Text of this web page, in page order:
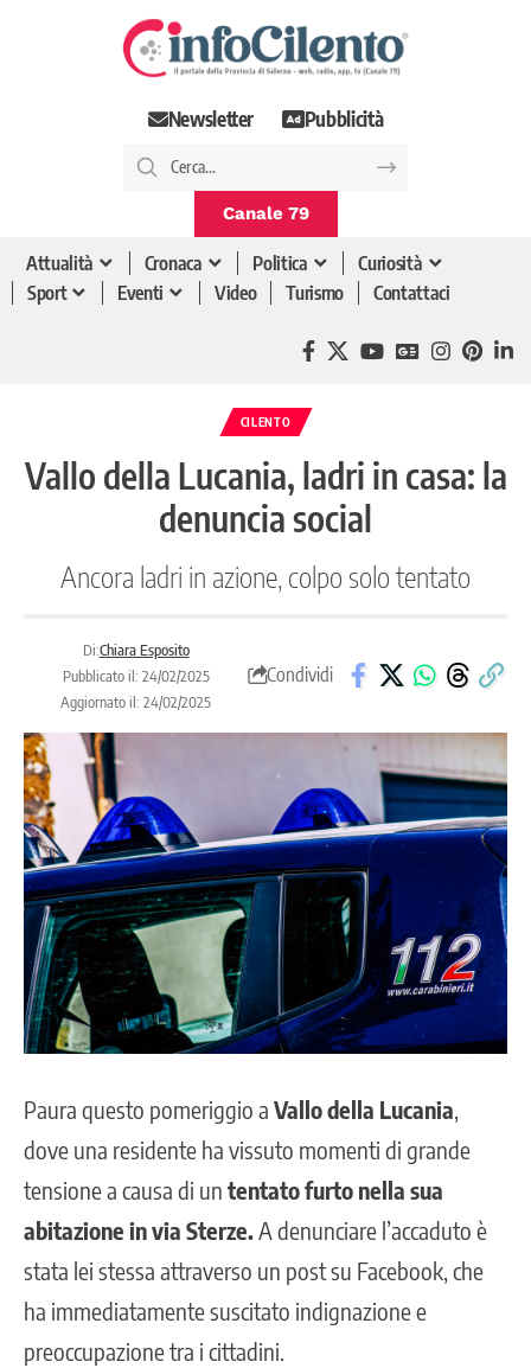
Newsletter Pubblicità
Canale 79
Attualità Cronaca Politica
Curiosità
Sport
Eventi Video Turismo Contattaci
CILENTO
Vallo della Lucania, ladri in casa: la
denuncia social
Ancora ladri in azione, colpo solo tentato
Di:Chiara Esposito
Pubblicato il: 24/02/2025
Aggiornato il: 24/02/2025
Condividi
Paura questo pomeriggio a Vallo della Lucania,
dove una residente ha vissuto momenti di grande
tensione a causa di un tentato furto nella sua
abitazione in via Sterze.A denunciare l’accaduto è
stata lei stessa attraverso un post su Facebook, che
ha immediatamente suscitato indignazione e
preoccupazione tra i cittadini.